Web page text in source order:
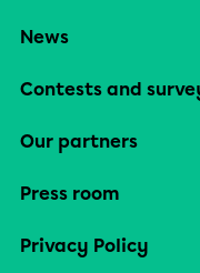
News
Contests and
Our partners
Press room
Privacy Policy